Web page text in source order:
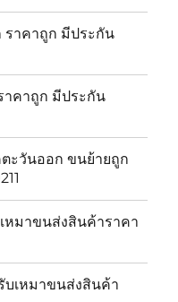
ราคาถูก มีประกัน
าคาถูก มีประกัน
ะวันออก ขนย้ายถูก
หมาขนส่งสินค้าราคา
บเหมาขนส่งสินค้า